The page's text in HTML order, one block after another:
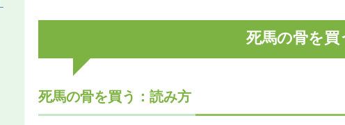
死馬の骨を買
死馬の骨を買う：読み方